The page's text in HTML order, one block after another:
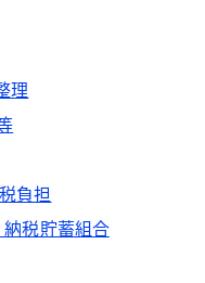
理
負担
税貯蓄組合